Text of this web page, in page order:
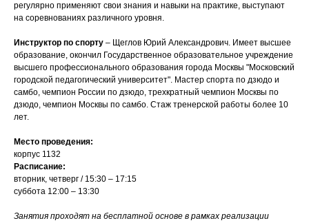
регулярно применяют свои знания и навыки на практике, выступают
на соревнованиях различного уровня.
Инструктор по спорту – Щеглов Юрий Александрович. Имеет высшее
образование, окончил Государственное образовательное учреждение
высшего профессионального образования города Москвы "Московский
городской педагогический университет". Мастер спорта по дзюдо и
самбо, чемпион России по дзюдо, трехкратный чемпион Москвы по
дзюдо, чемпион Москвы по самбо. Стаж тренерской работы более 10
лет.
Место проведения:
корпус 1132
Расписание:
вторник, четверг / 15:30 – 17:15
суббота 12:00 – 13:30
Занятия проходят на бесплатной основе в рамках реализации